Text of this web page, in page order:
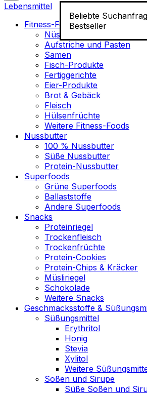
Beliebte
Bestseller
Lebensmittel
Fitness-Food
Nüsse
Aufstriche und Pasten
Samen
Fisch-Produkte
Fertiggerichte
Eier-Produkte
Brot & Gebäck
Fleisch
Hülsenfrüchte
Weitere Fitness-Foods
Nussbutter
100 % Nussbutter
Süße Nussbutter
Protein-Nussbutter
Superfoods
Grüne Superfoods
Ballaststoffe
Andere Superfoods
Snacks
Proteinriegel
Trockenfleisch
Trockenfrüchte
Protein-Cookies
Protein-Chips & Kräcker
Müsliriegel
Schokolade
Weitere Snacks
Geschmacksstoffe &
Süßungsmittel
Erythritol
Honig
Stevia
Xylitol
Weitere
Soßen und Sirupe
Süße Soßen und